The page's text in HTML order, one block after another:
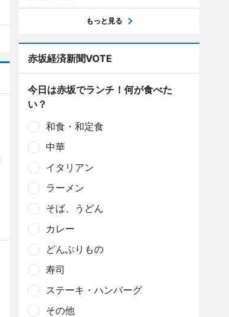
もっと見る
赤坂経済新聞VOTE
今日は赤坂でランチ！何が食べた
い？
和食・和定食
中華
イタリアン
ラーメン
そば、うどん
カレー
どんぶりもの
寿司
ステーキ・ハンバーグ
その他